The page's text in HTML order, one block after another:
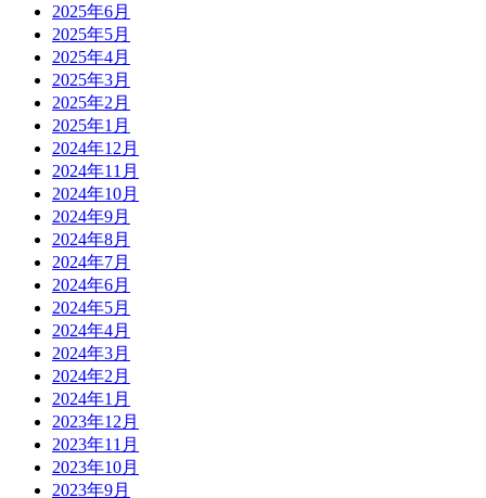
2025年6月
2025年5月
2025年4月
2025年3月
2025年2月
2025年1月
2024年12月
2024年11月
2024年10月
2024年9月
2024年8月
2024年7月
2024年6月
2024年5月
2024年4月
2024年3月
2024年2月
2024年1月
2023年12月
2023年11月
2023年10月
2023年9月